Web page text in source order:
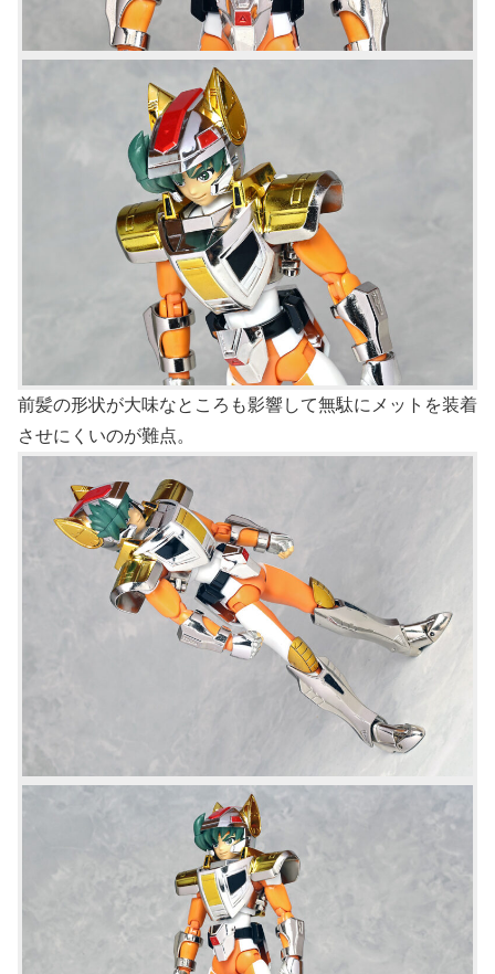
前髪の形状が大味なところも影響して無駄にメットを装着
させにくいのが難点。